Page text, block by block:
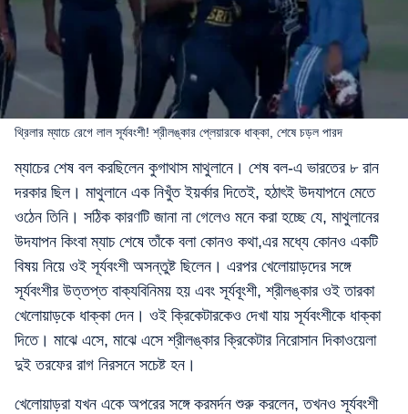
থ্রিলার ম্যাচে রেগে লাল সূর্যবংশী! শ্রীলঙ্কার প্লেয়ারকে ধাক্কা, শেষে চড়ল পারদ
ম্যাচের শেষ বল করছিলেন কুগাথাস মাথুলানে। শেষ বল-এ ভারতের ৮ রান
দরকার ছিল। মাথুলানে এক নিখুঁত ইয়র্কার দিতেই, হঠাৎই উদযাপনে মেতে
ওঠেন তিনি। সঠিক কারণটি জানা না গেলেও মনে করা হচ্ছে যে, মাথুলানের
উদযাপন কিংবা ম্যাচ শেষে তাঁকে বলা কোনও কথা,এর মধ্যে কোনও একটি
বিষয় নিয়ে ওই সূর্যবংশী অসন্তুষ্ট ছিলেন। এরপর খেলোয়াড়দের সঙ্গে
সূর্যবংশীর উত্তপ্ত বাক্যবিনিময় হয় এবং সূর্যবূংশী, শ্রীলঙ্কার ওই তারকা
খেলোয়াড়কে ধাক্কা দেন। ওই ক্রিকেটারকেও দেখা যায় সূর্যবংশীকে ধাক্কা
দিতে। মাঝে এসে, মাঝে এসে শ্রীলঙ্কার ক্রিকেটার নিরোসান দিকাওয়েলা
দুই তরফের রাগ নিরসনে সচেষ্ট হন।
খেলোয়াড়রা যখন একে অপরের সঙ্গে করমর্দন শুরু করলেন, তখনও সূর্যবংশী